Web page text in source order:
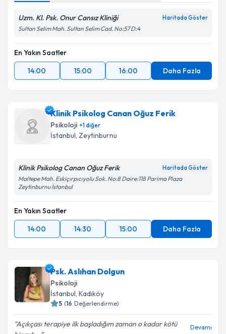
Uzm. Kl. Psk. Onur Cansız Kliniği Haritada Göster
Sultan Selim Mah. Sultan Selim Cad. No:57 D:4
En Yakın Saatler
14:00
15:00 16:00 Daha Fazla
Klinik Psikolog Canan Oğuz Ferik
Psikoloji +1diğer
İstanbul, Zeytinburnu
Klinik Psikolog Canan Oğuz Ferik Haritada Göster
Maltepe Mah. Eskiçırpıcıyolu Sok. No:8 Daire:118 Parima Plaza
Zeytinburnu İstanbul
En Yakın Saatler
14:00
14:30 15:00 Daha Fazla
Psk. Aslıhan Dolgun
Psikoloji
İstanbul, Kadıköy
5 (16 Değerlendirme)
Açıkçası terapiye ilk başladığım zaman o kadar kötü
Devamı